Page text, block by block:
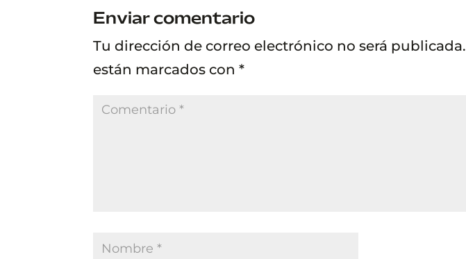
Enviar comentario
Tu dirección de correo electrónico no será publicada.
están marcados con*